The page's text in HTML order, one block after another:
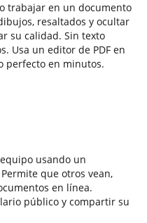
trabajar en un documento
resaltados y ocultar
su calidad. Sin texto
Usa un editor de PDF en
perfecto en minutos.
usando un
que otros vean,
en línea.
público y compartir su